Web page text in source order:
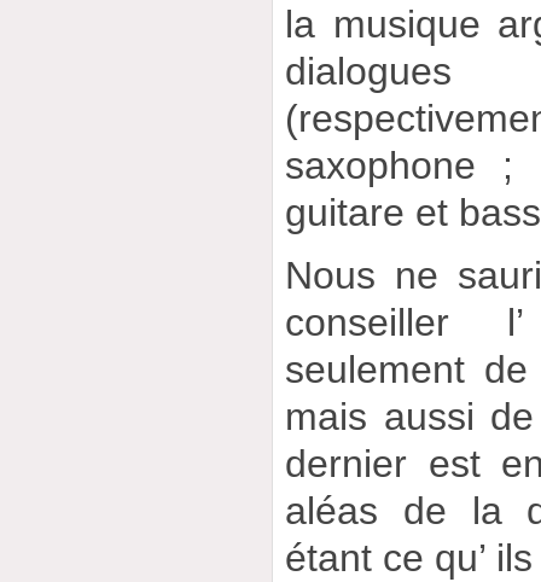
la musique
saxophone
guitare et
Nous ne
conseiller
seulement de
mais aussi
dernier est
aléas de la
étant ce qu’